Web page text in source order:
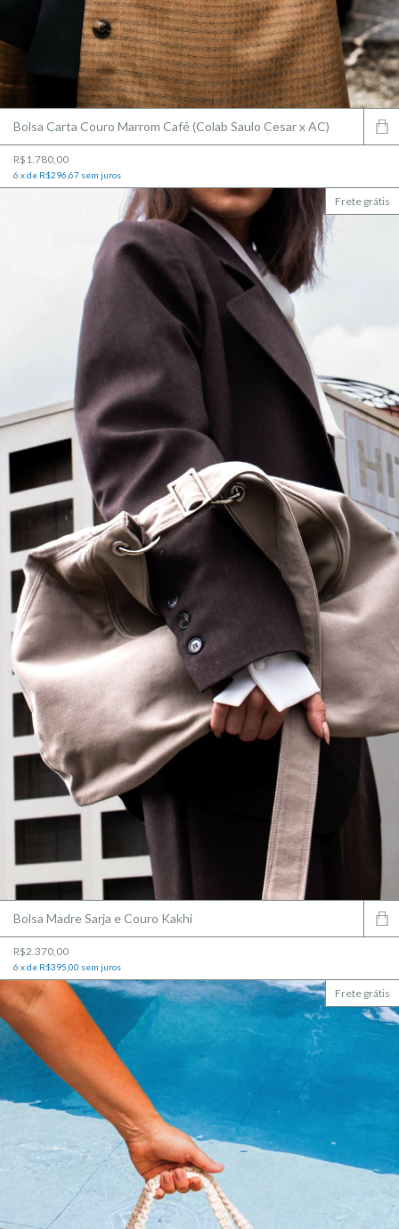
Bolsa Carta Couro Marrom Café (Colab Saulo Cesar x AC)
R$1.780,00
6 xde R$296,67 sem juros
Frete grátis
Bolsa Madre Sarja e Couro Kakhi
R$2.370,00
6 xde R$395,00 sem juros
Frete grátis